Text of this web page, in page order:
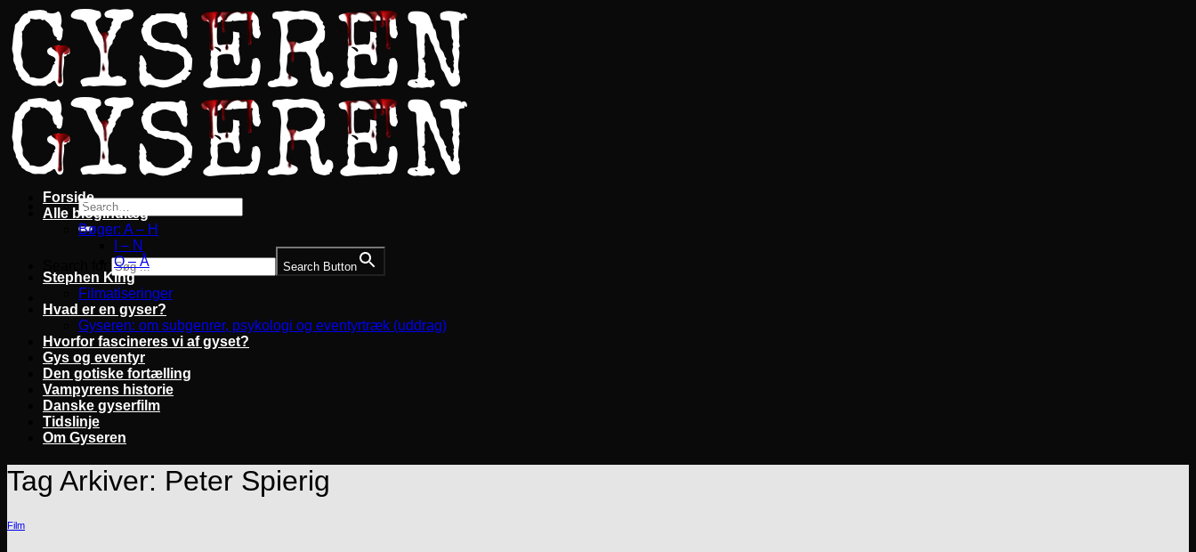
Fortsæt
til
indhold
Search Button
Forside
Alle blogindlæg
Bøger: A – H
I – N
O – Å
Stephen King
Filmatiseringer
Hvad er en gyser?
Gyseren: om subgenrer, psykologi og eventyrtræk (uddrag)
Hvorfor fascineres vi af gyset?
Gys og eventyr
Den gotiske fortælling
Vampyrens historie
Danske gyserfilm
Tidslinje
Om Gyseren
Tag Arkiver: Peter Spierig
Film